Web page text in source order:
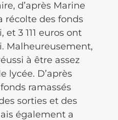
d’après Marine
récolte des fonds
et 3 111 euros ont
Malheureusement,
à être assez
lycée. D’après
ramassés
sorties et des
également a